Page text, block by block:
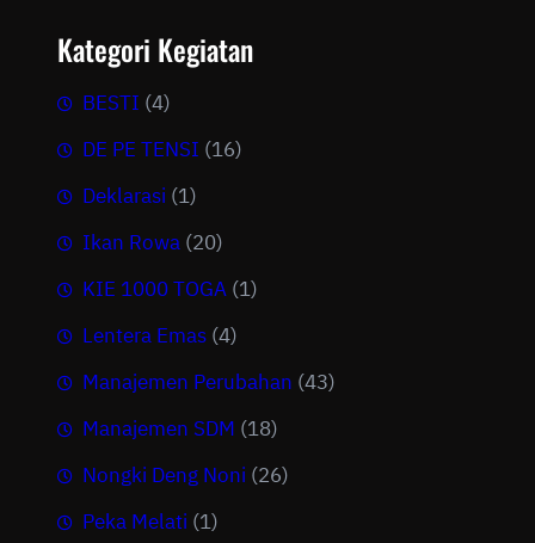
Kategori Kegiatan
BESTI (4)
DE PE TENSI (16)
Deklarasi (1)
Ikan Rowa (20)
KIE 1000 TOGA (1)
Lentera Emas (4)
Manajemen Perubahan (43)
Manajemen SDM (18)
Nongki Deng Noni (26)
Peka Melati (1)